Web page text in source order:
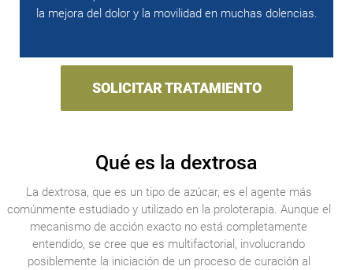
la mejora del dolor y la movilidad en muchas dolencias.
SOLICITAR TRATAMIENTO
Qué es la dextrosa
La dextrosa, que es un tipo de azúcar, es el agente más
comúnmente estudiado y utilizado en la proloterapia. Aunque el
mecanismo de acción exacto no está completamente
entendido, se cree que es multifactorial, involucrando
posiblemente la iniciación de un proceso de curación al